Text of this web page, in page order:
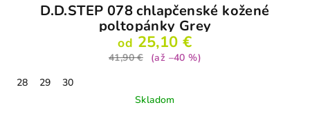
D.D.STEP 078 chlapčenské kožené
poltopánky Grey
od 25,10 €
41,90 €
(až –40 %)
28
29
30
Skladom